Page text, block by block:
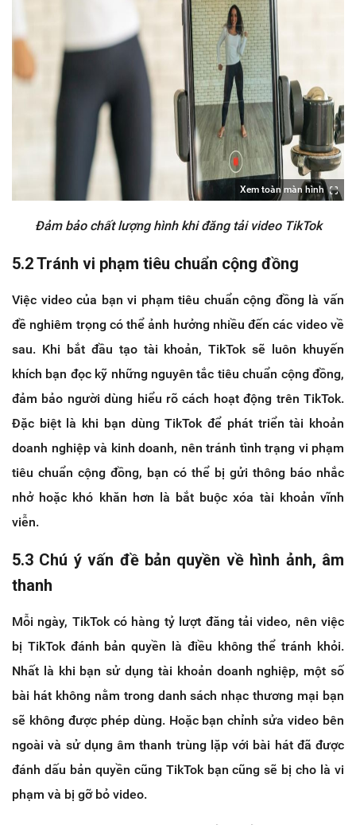
Xem toàn màn hình
Đảm bảo chất lượng hình khi đăng tải video TikTok
5.2 Tránh vi phạm tiêu chuẩn cộng đồng
Việc video của bạn vi phạm tiêu chuẩn cộng đồng là vấn
đề nghiêm trọng có thể ảnh hưởng nhiều đến các video về
sau. Khi bắt đầu tạo tài khoản, TikTok sẽ luôn khuyến
khích bạn đọc kỹ những nguyên tắc tiêu chuẩn cộng đồng,
đảm bảo người dùng hiểu rõ cách hoạt động trên TikTok.
Đặc biệt là khi bạn dùng TikTok để phát triển tài khoản
doanh nghiệp và kinh doanh, nên tránh tình trạng vi phạm
tiêu chuẩn cộng đồng, bạn có thể bị gửi thông báo nhắc
nhở hoặc khó khăn hơn là bắt buộc xóa tài khoản vĩnh
viễn.
5.3 Chú ý vấn đề bản quyền về hình ảnh, âm
thanh
Mỗi ngày, TikTok có hàng tỷ lượt đăng tải video, nên việc
bị TikTok đánh bản quyền là điều không thể tránh khỏi.
Nhất là khi bạn sử dụng tài khoản doanh nghiệp, một số
bài hát không nằm trong danh sách nhạc thương mại bạn
sẽ không được phép dùng. Hoặc bạn chỉnh sửa video bên
ngoài và sử dụng âm thanh trùng lặp với bài hát đã được
đánh dấu bản quyền cũng TikTok bạn cũng sẽ bị cho là vi
phạm và bị gỡ bỏ video.